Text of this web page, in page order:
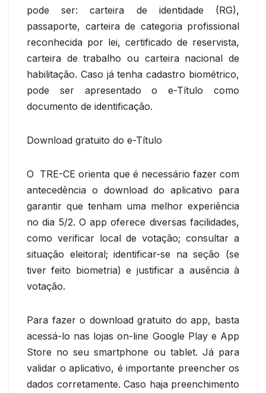
pode ser: carteira de identidade (RG),
passaporte, carteira de categoria profissional
reconhecida por lei, certificado de reservista,
carteira de trabalho ou carteira nacional de
habilitação. Caso já tenha cadastro biométrico,
pode ser apresentado o e-Título como
documento de identificação.
Download gratuito do e-Título
O TRE-CE orienta que é necessário fazer com
antecedência o download do aplicativo para
garantir que tenham uma melhor experiência
no dia 5/2. O app oferece diversas facilidades,
como verificar local de votação; consultar a
situação eleitoral; identificar-se na seção (se
tiver feito biometria) e justificar a ausência à
votação.
Para fazer o download gratuito do app, basta
acessá-lo nas lojas on-line Google Play e App
Store no seu smartphone ou tablet. Já para
validar o aplicativo, é importante preencher os
dados corretamente. Caso haja preenchimento